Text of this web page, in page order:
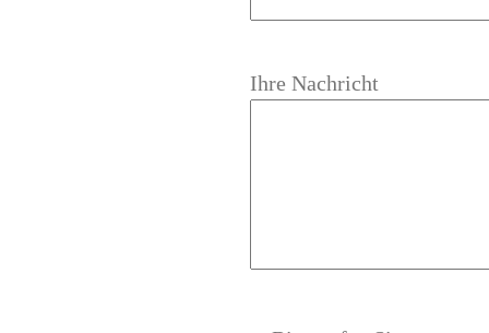
Ihre Nachricht